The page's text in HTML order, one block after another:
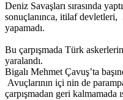
Deniz Savaşları sırasında
sonuçlanınca, itilaf devletleri,
yapamadı.
Bu çarpışmada Türk
yaralandı.
Bigalı Mehmet Çavuş’ta
Avuçlarının içi nin de
çarpışmadan geri kalmamada